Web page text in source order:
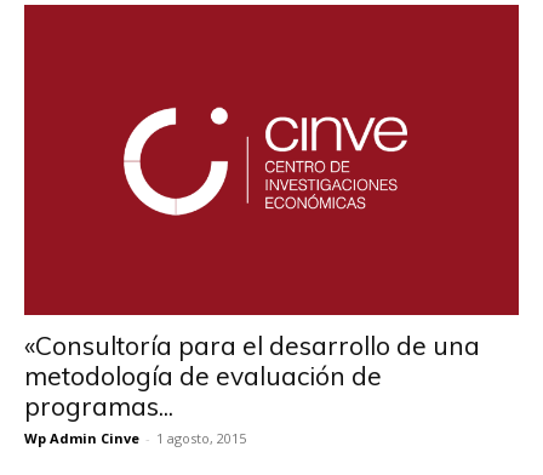
«Consultoría para el desarrollo de una
metodología de evaluación de
programas...
Wp Admin Cinve - 1 agosto, 2015